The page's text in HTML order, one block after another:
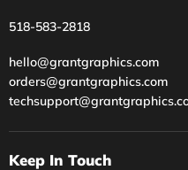
518-583-2818
hello@grantgraphics.com
orders@grantgraphics.com
Keep In Touch